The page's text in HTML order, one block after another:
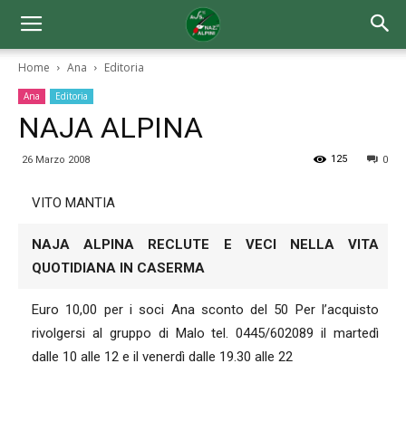
Home Ana Editoria
Ana Editoria
NAJA ALPINA
26 Marzo 2008 0
125
VITO MANTIA
NAJA ALPINA RECLUTE E VECI NELLA VITA
QUOTIDIANA IN CASERMA
Euro 10,00 per i soci Ana sconto del 50 Per l’acquisto
rivolgersi al gruppo di Malo tel. 0445/602089 il martedì
dalle 10 alle 12 e il venerdì dalle 19.30 alle 22